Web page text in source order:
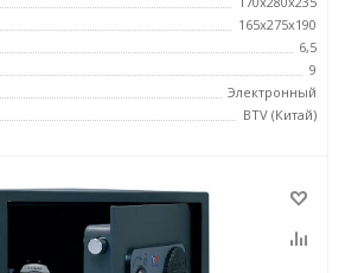
165x275x190
6,5
9
Электронный
BTV (Китай)